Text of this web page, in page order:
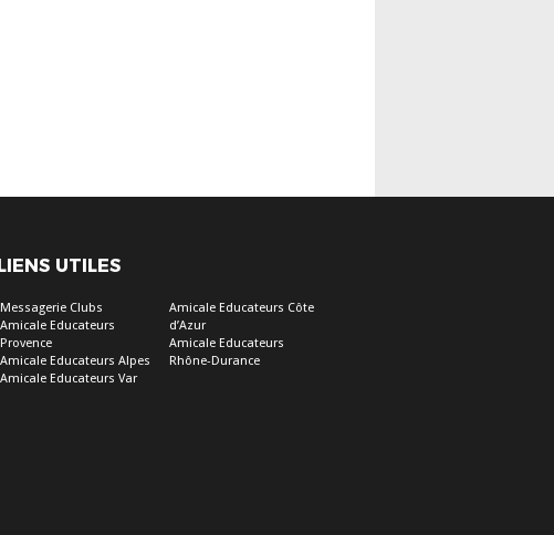
UTILES
Messagerie Clubs
Amicale Educateurs
Provence
Amicale Educateurs Alpes
Amicale Educateurs Var
Amicale Educateurs Côte
d’Azur
Amicale Educateurs
Rhône-Durance